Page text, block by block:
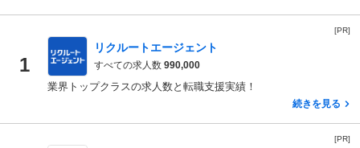
[PR]
1
リクルートエージェント
すべての求人数 990,000
業界トップクラスの求人数と転職支援実績！
続きを見る
[PR]